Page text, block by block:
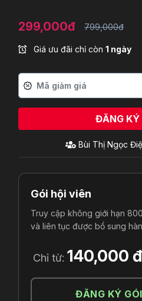
299,000đ 799,000đ
Giá ưu đãi chỉ còn 1 ngày
ĐĂNG KÝ
Gói hội viên
Truy cập không giới hạn
và liên tục được bổ sung
Chỉ từ: 140,000 đ
ĐĂNG KÝ